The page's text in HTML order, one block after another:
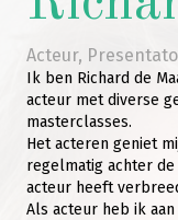
Acteur,
Ik ben Richard de
acteur met diverse
masterclasses.
Het acteren geniet
regelmatig achter
acteur heeft
Als acteur heb ik